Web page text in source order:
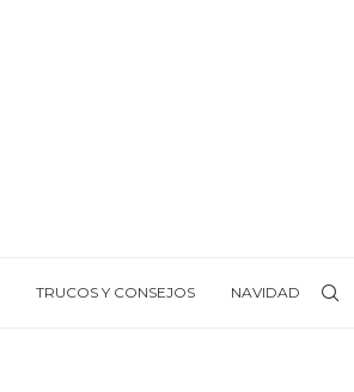
TRUCOS Y CONSEJOS NAVIDAD